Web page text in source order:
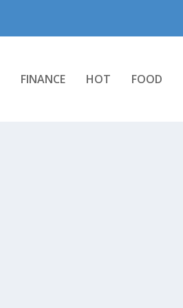
FINANCE HOT FOOD